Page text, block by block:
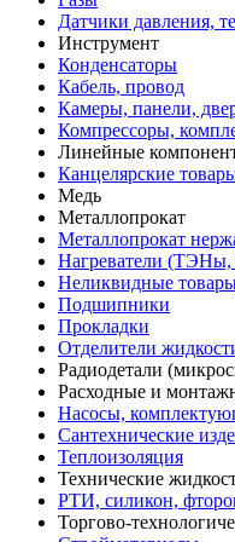
Датчики давления,
Инструмент
Конденсаторы
Кабель, провод
Камеры, панели,
Компрессоры,
Линейные
Канцелярские
Медь
Металлопрокат
Металлопрокат
Нагреватели (ТЭНы,
Неликвидные
Подшипники
Прокладки
Отделители
Радиодетали
Расходные и
Насосы,
Сантехнические
Теплоизоляция
Технические
РТИ, силикон,
Торгово-